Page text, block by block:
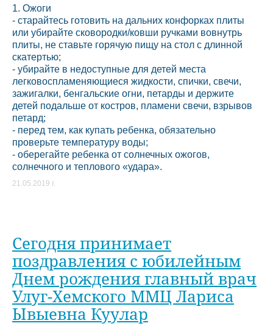
1. Ожоги
- старайтесь готовить на дальних конфорках плиты
или убирайте сковородки/ковши ручками вовнутрь
плиты, не ставьте горячую пищу на стол с длинной
скатертью;
- убирайте в недоступные для детей места
легковоспламеняющиеся жидкости, спички, свечи,
зажигалки, бенгальские огни, петарды и держите
детей подальше от костров, пламени свечи, взрывов
петард;
- перед тем, как купать ребенка, обязательно
проверьте температуру воды;
- оберегайте ребенка от солнечных ожогов,
солнечного и теплового «удара».
21.05.2019 г.
Сегодня принимает
поздравления с юбилейным
Днем рождения главный врач
Улуг-Хемского ММЦ Лариса
Ывыевна Куулар